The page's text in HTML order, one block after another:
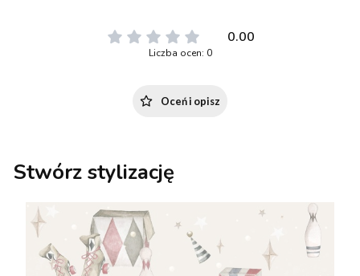
0.00
Liczba ocen: 0
Oceń i opisz
Stwórz stylizację